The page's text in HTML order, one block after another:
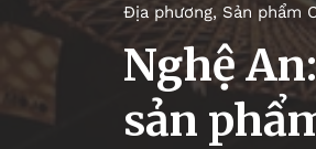
Địa phương, Sản phẩm
Nghệ
sản